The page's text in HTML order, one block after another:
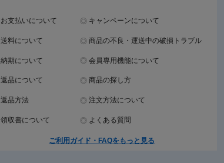
お支払いについて キャンペーンについて
送料について 商品の不良・運送中の破損トラブル
納期について 会員専用機能について
返品について 商品の探し方
返品方法 注文方法について
領収書について よくある質問
ご利用ガイド・FAQをもっと見る